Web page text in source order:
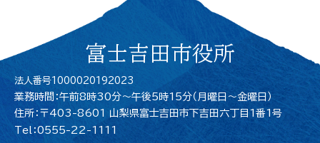
富士吉田市役所
法人番号1000020192023
業務時間：午前8時30分～午後5時15分（月曜日〜金曜日）
住所：〒403-8601 山梨県富士吉田市下吉田六丁目1番1号
Tel：0555-22-1111